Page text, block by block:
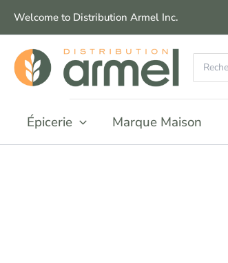
Aller
au
contenu
Welcome to Distribution Armel Inc.
Épicerie Marque Maison